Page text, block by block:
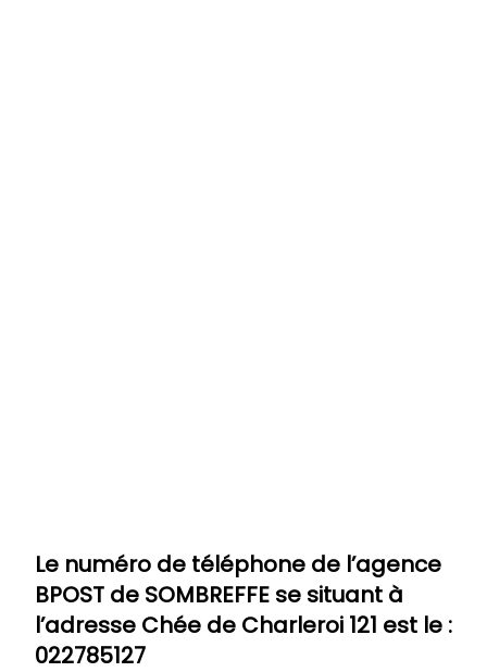
Le numéro de téléphone de l’agence
BPOST de SOMBREFFE se situant à
l’adresse Chée de Charleroi 121 est le :
022785127